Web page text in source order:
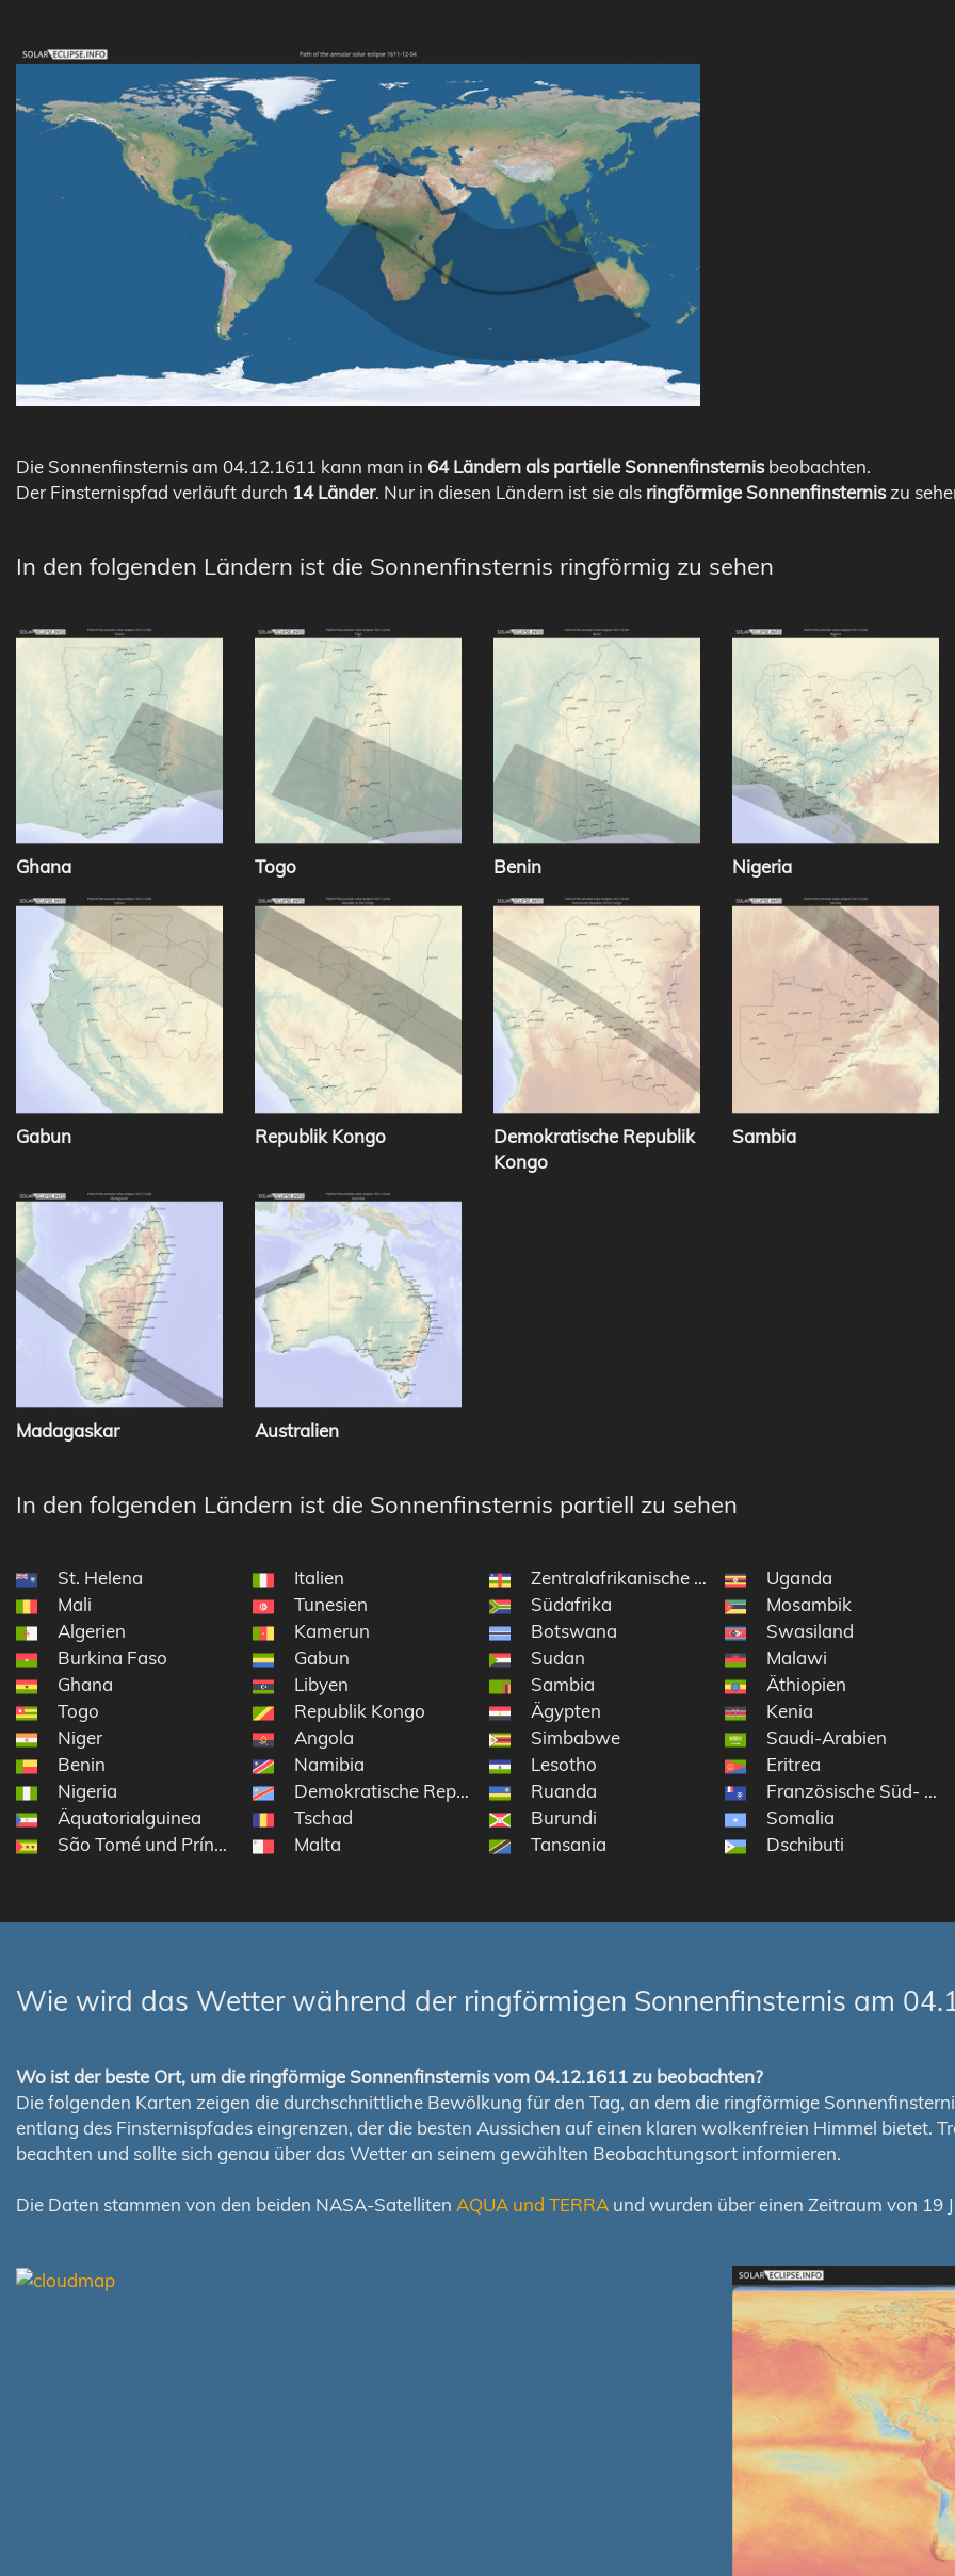
Die Sonnenfinsternis am 04.12.1611 kann man in 64 Ländern als partielle Sonnenfinsternisbeobachten.
Der Finsternispfad verläuft durch 14 Länder. Nur in diesen Ländern ist sie als ringförmige Sonnenfinsterniszu
In den folgenden Ländern ist die Sonnenfinsternis ringförmig zu sehen
Ghana Togo Benin Nigeria
Gabun Republik Kongo
Demokratische Republik
Kongo
Sambia
Madagaskar Australien
In den folgenden Ländern ist die Sonnenfinsternis partiell zu sehen
St. Helena
Mali
Algerien
Burkina Faso
Ghana
Togo
Niger
Benin
Nigeria
Äquatorialguinea
São Tomé und Príncipe
Italien
Tunesien
Kamerun
Gabun
Libyen
Republik Kongo
Angola
Namibia
Demokratische Republik Kongo
Tschad
Malta
Zentralafrikanische Republik
Südafrika
Botswana
Sudan
Sambia
Ägypten
Simbabwe
Lesotho
Ruanda
Burundi
Tansania
Uganda
Mosambik
Swasiland
Malawi
Äthiopien
Kenia
Saudi-Arabien
Eritrea
Französische Süd-
Somalia
Dschibuti
Wie wird das Wetter während der ringförmigen Sonnenfinsternis am
Wo ist der beste Ort, um die ringförmige Sonnenfinsternis vom 04.12.1611 zu beobachten?
Die folgenden Karten zeigen die durchschnittliche Bewölkung für den Tag, an dem die ringförmige
entlang des Finsternispfades eingrenzen, der die besten Aussichen auf einen klaren wolkenfreien Himmel bietet.
beachten und sollte sich genau über das Wetter an seinem gewählten Beobachtungsort informieren.
Die Daten stammen von den beiden NASA-Satelliten AQUA und TERRA und wurden über einen Zeitraum von 19